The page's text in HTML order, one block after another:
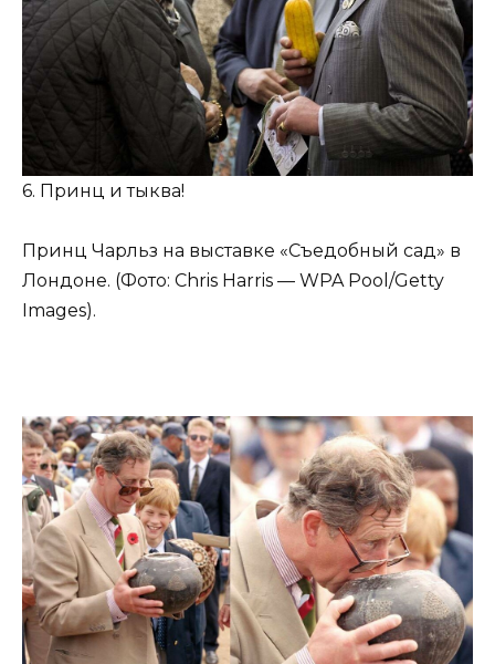
6. Принц и тыква!
Принц Чарльз на выставке «Съедобный сад» в
Лондоне. (Фото: Chris Harris — WPA Pool/Getty
Images).